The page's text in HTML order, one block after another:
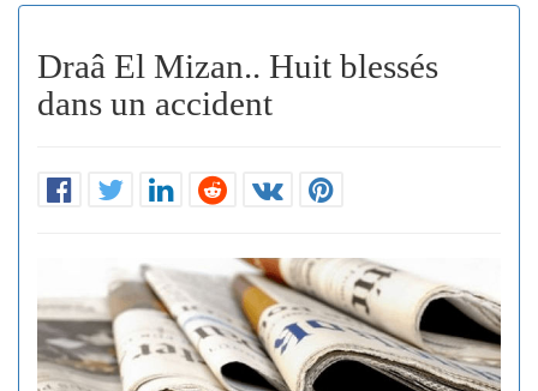
Draâ El Mizan.. Huit blessés
dans un accident